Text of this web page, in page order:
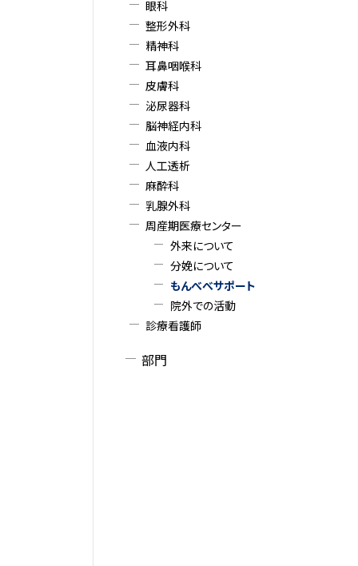
眼科
整形外科
精神科
耳鼻咽喉科
皮膚科
泌尿器科
脳神経内科
血液内科
人工透析
麻酔科
乳腺外科
周産期医療センター
外来について
分娩について
もんべべサポート
院外での活動
診療看護師
部門